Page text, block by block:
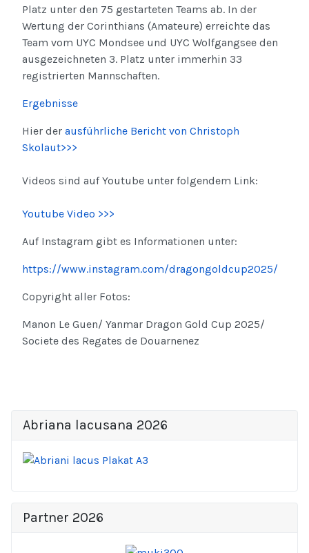
Platz unter den 75 gestarteten Teams ab. In der
Wertung der Corinthians (Amateure) erreichte das
Team vom UYC Mondsee und UYC Wolfgangsee den
ausgezeichneten 3. Platz unter immerhin 33
registrierten Mannschaften.
Ergebnisse
Hier der ausführliche Bericht von Christoph
Skolaut>>>
Videos sind auf Youtube unter folgendem Link:
Youtube Video >>>
Auf Instagram gibt es Informationen unter:
https://www.instagram.com/dragongoldcup2025/
Copyright aller Fotos:
Manon Le Guen/ Yanmar Dragon Gold Cup 2025/
Societe des Regates de Douarnenez
Abriana lacusana 2026
Partner 2026